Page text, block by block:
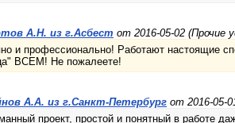
А.Н. из г.Асбест от 2016-05-02 (Прочие
и профессионально! Работают настоящие
ВСЕМ! Не пожалеете!
А.А. из г.Санкт-Петербург от 2016-05-
проект, простой и понятный в работе